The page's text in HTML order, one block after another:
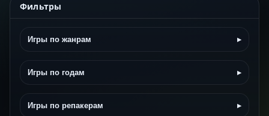
Фильтры
Игры по жанрам ▸
Игры по годам ▸
Игры по репакерам ▸